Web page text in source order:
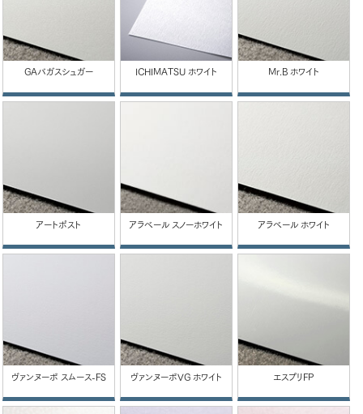
GAバガスシュガー ICHIMATSU ホワイト Mr.B ホワイト
アートポスト アラベール スノーホワイト アラベール ホワイト
ヴァンヌーボ スムース-FS ヴァンヌーボVG ホワイト エスプリFP